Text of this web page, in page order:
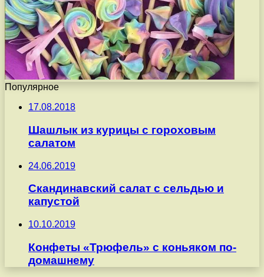
Популярное
17.08.2018
Шашлык из курицы с гороховым
салатом
24.06.2019
Скандинавский салат с сельдью и
капустой
10.10.2019
Конфеты «Трюфель» с коньяком по-
домашнему